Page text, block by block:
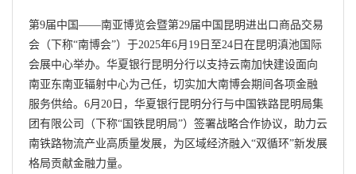
第9届中国——南亚博览会暨第29届中国昆明进出口商品交易
会（下称“南博会”）于2025年6月19日至24日在昆明滇池国际
会展中心举办。华夏银行昆明分行以支持云南加快建设面向
南亚东南亚辐射中心为己任，切实加大南博会期间各项金融
服务供给。6月20日，华夏银行昆明分行与中国铁路昆明局集
团有限公司（下称“国铁昆明局”）签署战略合作协议，助力云
南铁路物流产业高质量发展，为区域经济融入“双循环”新发展
格局贡献金融力量。